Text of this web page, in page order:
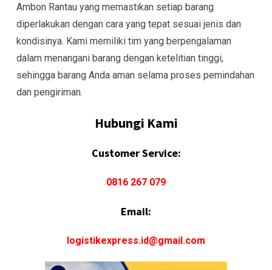
Ambon Rantau yang memastikan setiap barang
diperlakukan dengan cara yang tepat sesuai jenis dan
kondisinya. Kami memiliki tim yang berpengalaman
dalam menangani barang dengan ketelitian tinggi,
sehingga barang Anda aman selama proses pemindahan
dan pengiriman.
Hubungi Kami
Customer Service:
0816 267 079
Email:
logistikexpress.id@gmail.com